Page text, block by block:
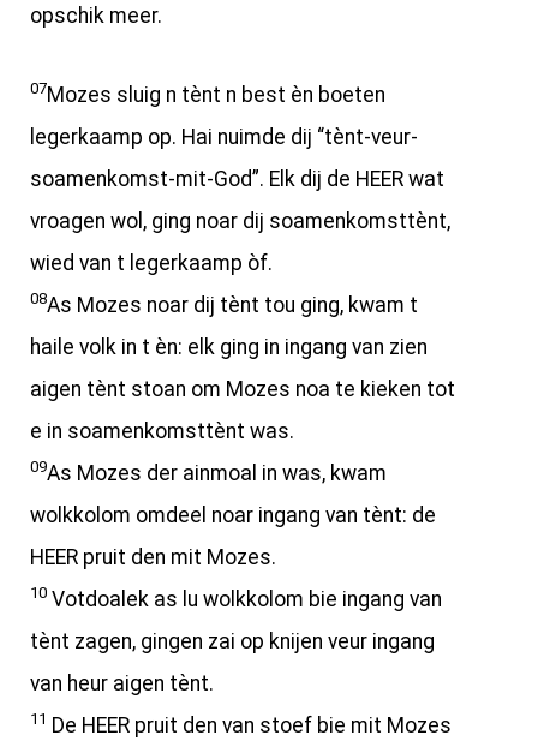
opschik meer.
07Mozes sluig n tènt n best èn boeten
legerkaamp op. Hai nuimde dij “tènt-veur-
soamenkomst-mit-God”. Elk dij de HEER wat
vroagen wol, ging noar dij soamenkomsttènt,
wied van t legerkaamp òf.
08As Mozes noar dij tènt tou ging, kwam t
haile volk in t èn: elk ging in ingang van zien
aigen tènt stoan om Mozes noa te kieken tot
e in soamenkomsttènt was.
09As Mozes der ainmoal in was, kwam
wolkkolom omdeel noar ingang van tènt: de
HEER pruit den mit Mozes.
10 Votdoalek as lu wolkkolom bie ingang van
tènt zagen, gingen zai op knijen veur ingang
van heur aigen tènt.
11 De HEER pruit den van stoef bie mit Mozes